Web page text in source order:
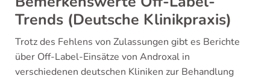
Trends (Deutsche Klinikpraxis)
Trotz des Fehlens von Zulassungen gibt es Berichte
über Off-Label-Einsätze von Androxal in
verschiedenen deutschen Kliniken zur Behandlung